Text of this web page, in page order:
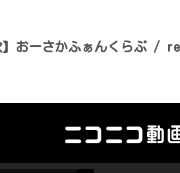
】おーさかふぁんくらぶ /